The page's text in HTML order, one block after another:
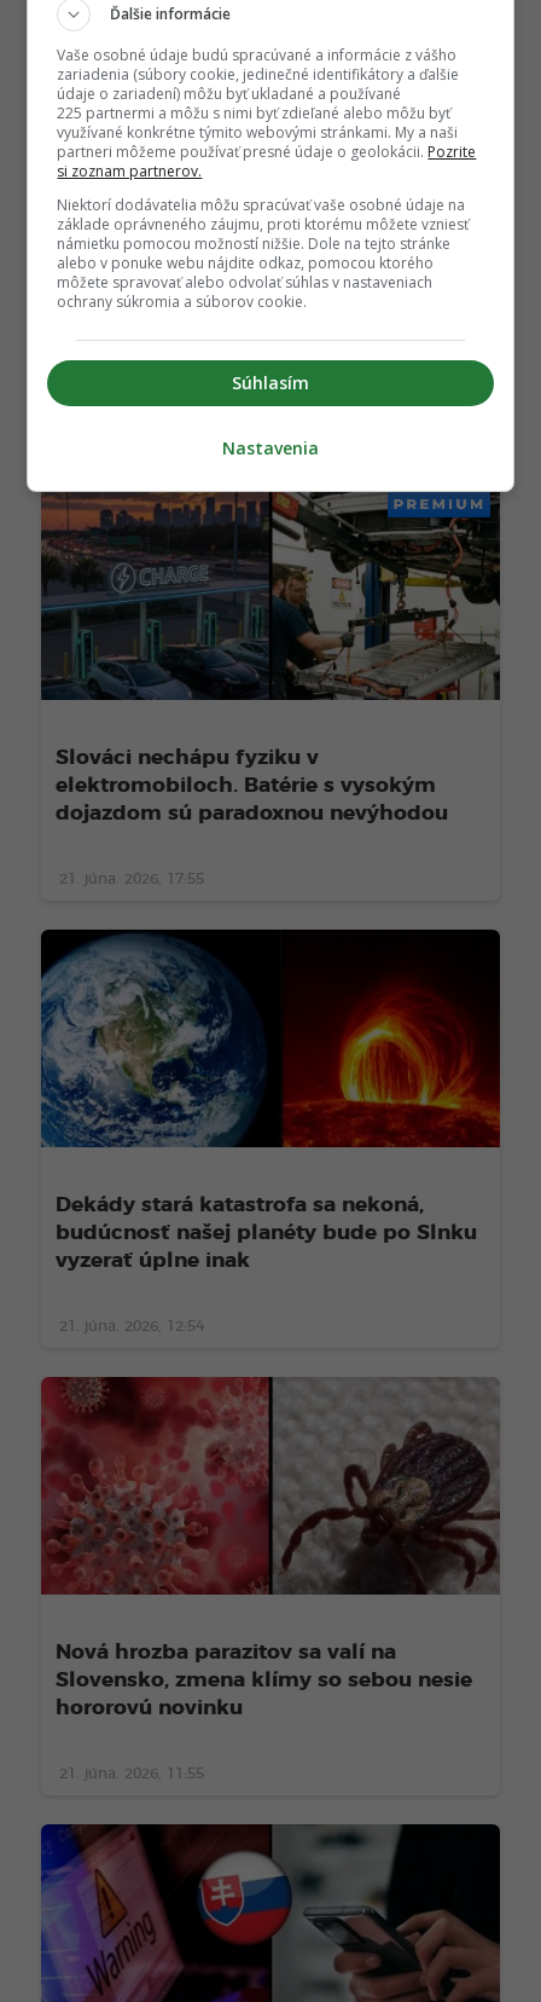
Desaťročia trvajúci problém vodíka je
porazený, vedci odomkli efektivitu na
úrovni 85%
PREMIUM
Slováci nechápu fyziku v
elektromobiloch. Batérie s vysokým
dojazdom sú paradoxnou nevýhodou
21. júna. 2026, 17:55
Dekády stará katastrofa sa nekoná,
budúcnosť našej planéty bude po Slnku
vyzerať úplne inak
21. júna. 2026, 12:54
Nová hrozba parazitov sa valí na
Slovensko, zmena klímy so sebou nesie
hororovú novinku
21. júna. 2026, 11:55
Ďalšie informácie
Vaše osobné údaje budú spracúvané a informácie z vášho
zariadenia (súbory cookie, jedinečné identifikátory a ďalšie
údaje o zariadení) môžu byť ukladané a používané
225 partnermi a môžu s nimi byť zdieľané alebo môžu byť
využívané konkrétne týmito webovými stránkami. My a naši
partneri môžeme používať presné údaje o geolokácii. Pozrite
si zoznam partnerov.
Niektorí dodávatelia môžu spracúvať vaše osobné údaje na
základe oprávneného záujmu, proti ktorému môžete vzniesť
námietku pomocou možností nižšie. Dole na tejto stránke
alebo v ponuke webu nájdite odkaz, pomocou ktorého
môžete spravovať alebo odvolať súhlas v nastaveniach
ochrany súkromia a súborov cookie.
Súhlasím
Nastavenia